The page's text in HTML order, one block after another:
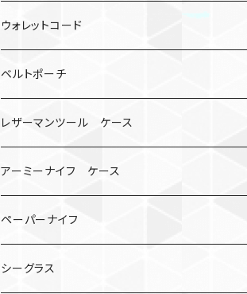
レザーマン
マルチツール
オニヤンマ
ビーズ
手裏剣
クロス十字架
リングストラップ
ゴルフボールケース
ティーホルダー
コインケース
チューブ
コインケース
紙
カードケース
ウォレットコード
2カラー
ベルトポーチ
レザーマンツール ケース
アーミーナイフ ケース
ペーパーナイフ
シーグラス